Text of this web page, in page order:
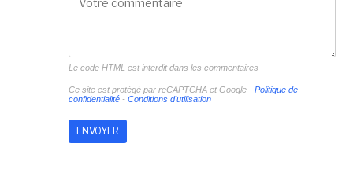
Le code HTML est interdit dans les commentaires
Ce site est protégé par reCAPTCHA et Google - Politique de
confidentialité- Conditions d'utilisation